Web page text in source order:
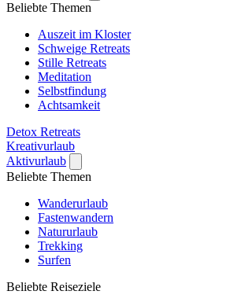
Beliebte Themen
Auszeit im Kloster
Schweige Retreats
Stille Retreats
Meditation
Selbstfindung
Achtsamkeit
Detox Retreats
Kreativurlaub
Aktivurlaub
Beliebte Themen
Wanderurlaub
Fastenwandern
Natururlaub
Trekking
Surfen
Beliebte Reiseziele